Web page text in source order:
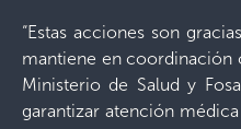
“Estas acciones son
mantiene en coordinación
Ministerio de Salud y
garantizar atención